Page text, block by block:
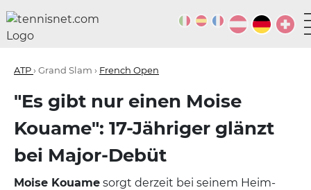
ATP› Grand Slam › French Open
"Es gibt nur einen Moise
Kouame": 17-Jähriger glänzt
bei Major-Debüt
Moise Kouame sorgt derzeit bei seinem Heim-